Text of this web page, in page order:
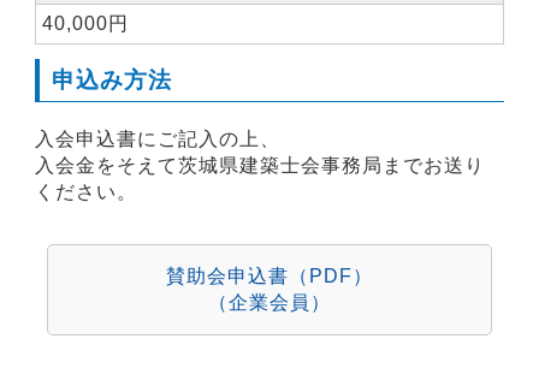
40,000円
申込み方法
入会申込書にご記入の上、
入会金をそえて茨城県建築士会事務局までお送り
ください。
賛助会申込書（PDF）
（企業会員）